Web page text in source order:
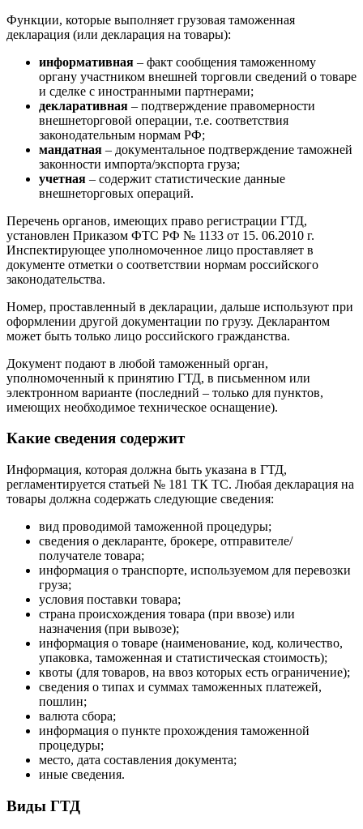
Функции, которые выполняет грузовая таможенная
декларация (или декларация на товары):
информативная – факт сообщения таможенному
органу участником внешней торговли сведений о товаре
и сделке с иностранными партнерами;
декларативная – подтверждение правомерности
внешнеторговой операции, т.е. соответствия
законодательным нормам РФ;
мандатная – документальное подтверждение таможней
законности импорта/экспорта груза;
учетная – содержит статистические данные
внешнеторговых операций.
Перечень органов, имеющих право регистрации ГТД,
установлен Приказом ФТС РФ № 1133 от 15. 06.2010 г.
Инспектирующее уполномоченное лицо проставляет в
документе отметки о соответствии нормам российского
законодательства.
Номер, проставленный в декларации, дальше используют при
оформлении другой документации по грузу. Декларантом
может быть только лицо российского гражданства.
Документ подают в любой таможенный орган,
уполномоченный к принятию ГТД, в письменном или
электронном варианте (последний – только для пунктов,
имеющих необходимое техническое оснащение).
Какие сведения содержит
Информация, которая должна быть указана в ГТД,
регламентируется статьей № 181 ТК ТС. Любая декларация на
товары должна содержать следующие сведения:
вид проводимой таможенной процедуры;
сведения о декларанте, брокере, отправителе/
получателе товара;
информация о транспорте, используемом для перевозки
груза;
условия поставки товара;
страна происхождения товара (при ввозе) или
назначения (при вывозе);
информация о товаре (наименование, код, количество,
упаковка, таможенная и статистическая стоимость);
квоты (для товаров, на ввоз которых есть ограничение);
сведения о типах и суммах таможенных платежей,
пошлин;
валюта сбора;
информация о пункте прохождения таможенной
процедуры;
место, дата составления документа;
иные сведения.
Виды ГТД